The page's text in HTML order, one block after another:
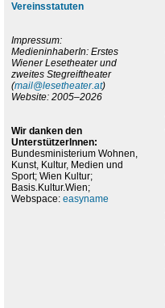
Vereinsstatuten
Impressum:
MedieninhaberIn: Erstes
Wiener Lesetheater und
zweites Stegreiftheater
(mail@lesetheater.at)
Website: 2005–2026
Wir danken den
UnterstützerInnen:
Bundesministerium Wohnen,
Kunst, Kultur, Medien und
Sport; Wien Kultur;
Basis.Kultur.Wien;
Webspace: easyname